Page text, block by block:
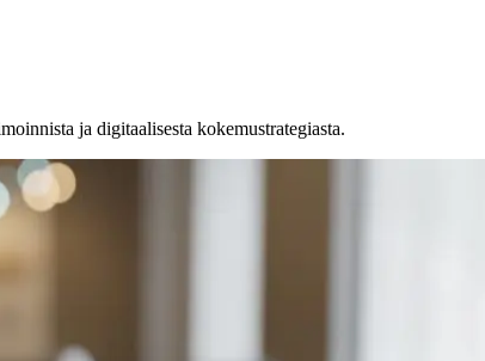
ja digitaalisesta kokemustrategiasta.